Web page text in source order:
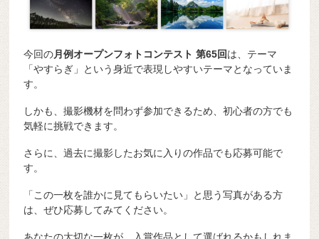
今回の月例オープンフォトコンテスト 第65回は、テーマ
「やすらぎ」という身近で表現しやすいテーマとなっていま
す。
しかも、撮影機材を問わず参加できるため、初心者の方でも
気軽に挑戦できます。
さらに、過去に撮影したお気に入りの作品でも応募可能で
す。
「この一枚を誰かに見てもらいたい」と思う写真がある方
は、ぜひ応募してみてください。
あなたの大切な一枚が、入賞作品として選ばれるかもしれま